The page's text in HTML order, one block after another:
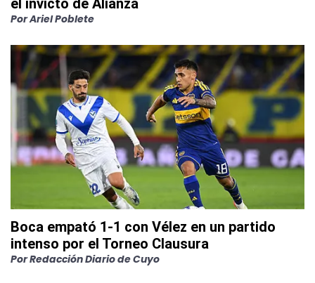
el invicto de Alianza
PorAriel Poblete
Boca empató 1-1 con Vélez en un partido
intenso por el Torneo Clausura
PorRedacción Diario de Cuyo